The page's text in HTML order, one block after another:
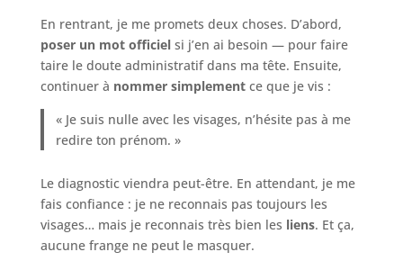
En rentrant, je me promets deux choses. D’abord,
poser un mot officielsi j’en ai besoin — pour faire
taire le doute administratif dans ma tête. Ensuite,
continuer à nommer simplementce que je vis :
« Je suis nulle avec les visages, n’hésite pas à me
redire ton prénom. »
Le diagnostic viendra peut-être. En attendant, je me
fais confiance : je ne reconnais pas toujours les
visages… mais je reconnais très bien les liens. Et ça,
aucune frange ne peut le masquer.